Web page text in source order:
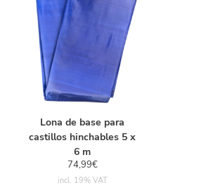
Lona de base para
castillos hinchables 5 x
6 m
74,99€
incl. 19% VAT